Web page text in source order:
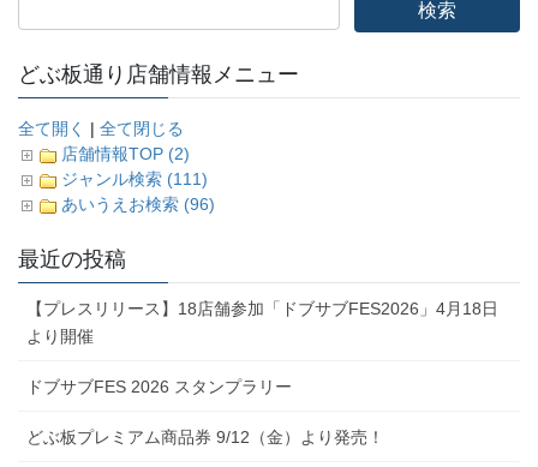
どぶ板通り店舗情報メニュー
全て開く | 全て閉じる
店舗情報TOP (2)
ジャンル検索 (111)
あいうえお検索 (96)
最近の投稿
【プレスリリース】18店舗参加「ドブサブFES2026」4月18日
より開催
ドブサブFES 2026 スタンプラリー
どぶ板プレミアム商品券 9/12（金）より発売！